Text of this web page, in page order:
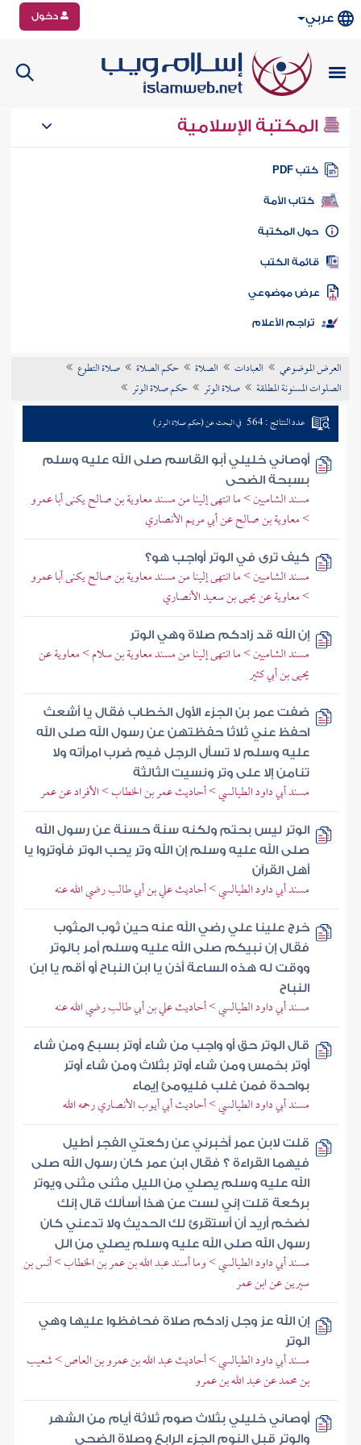
عربي دخول
المكتبة الإسلامية
كتب PDF
كتاب الأمة
المكتبة
الكتب
موضوعي
تراجم الأعلام
العرض الموضوعي العبادات الصلاة حكم الصلاة
صلاة التطوع
الصلوات المسنونة المطلقة
صلاة الوتر حكم صلاة الوتر
عدد النتائج : 564 في البحث عن (حكم صلاة الوتر)
أوصاني خليلي أبو القاسم صلى الله عليه وسلم
بسبحة الضحى
مسند الشاميين > ما انتهى إلينا من مسند معاوية بن صالح يكنى أبا عمرو
> معاوية بن صالح عن أبي مريم الأنصاري
كيف ترى في الوتر أواجب هو؟
مسند الشاميين > ما انتهى إلينا من مسند معاوية بن صالح يكنى أبا عمرو
> معاوية عن يحيى بن سعيد الأنصاري
إن الله قد زادكم صلاة وهي الوتر
مسند الشاميين > ما انتهى إلينا من مسند معاوية بن سلام > معاوية عن
يحيى بن أبي كثير
ضفت عمر بن الجزء الأول الخطاب فقال يا أشعث
احفظ عني ثلاثا حفظتهن عن رسول الله صلى الله
عليه وسلم لا تسأل الرجل فيم ضرب امرأته ولا
تنامن إلا على وتر ونسيت الثالثة
مسند أبي داود الطيالسي > أحاديث عمر بن الخطاب > الأفراد عن عمر
الوتر ليس بحتم ولكنه سنة حسنة عن رسول الله
صلى الله عليه وسلم إن الله وتر يحب الوتر فأوتروا يا
أهل القرآن
مسند أبي داود الطيالسي > أحاديث علي بن أبي طالب رضي الله عنه
خرج علينا علي رضي الله عنه حين ثوب المثوب
فقال إن نبيكم صلى الله عليه وسلم أمر بالوتر
ووقت له هذه الساعة أذن يا ابن النباح أو أقم يا ابن
النباح
مسند أبي داود الطيالسي > أحاديث علي بن أبي طالب رضي الله عنه
قال الوتر حق أو واجب من شاء أوتر بسبع ومن شاء
أوتر بخمس ومن شاء أوتر بثلاث ومن شاء أوتر
بواحدة فمن غلب فليومئ إيماء
مسند أبي داود الطيالسي > أحاديث أبي أيوب الأنصاري رحمه الله
قلت لابن عمر أخبرني عن ركعتي الفجر أطيل
فيهما القراءة ؟ فقال ابن عمر كان رسول الله صلى
الله عليه وسلم يصلي من الليل مثنى مثنى ويوتر
بركعة قلت إني لست عن هذا أسألك قال إنك
لضخم أريد أن أستقرئ لك الحديث ولا تدعني كان
رسول الله صلى الله عليه وسلم يصلي من الل
مسند أبي داود الطيالسي > وما أسند عبد الله بن عمر بن الخطاب > أنس بن
سيرين عن ابن عمر
إن الله عز وجل زادكم صلاة فحافظوا عليها وهي
الوتر
مسند أبي داود الطيالسي > أحاديث عبد الله بن عمرو بن العاص > شعيب
بن محمد عن عبد الله بن عمرو
أوصاني خليلي بثلاث صوم ثلاثة أيام من الشهر
والوتر قبل النوم الجزء الرابع وصلاة الضحى